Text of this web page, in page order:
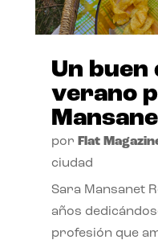
Un buen
verano
por Flat
ciudad
Sara Mansanet
años
profesión que